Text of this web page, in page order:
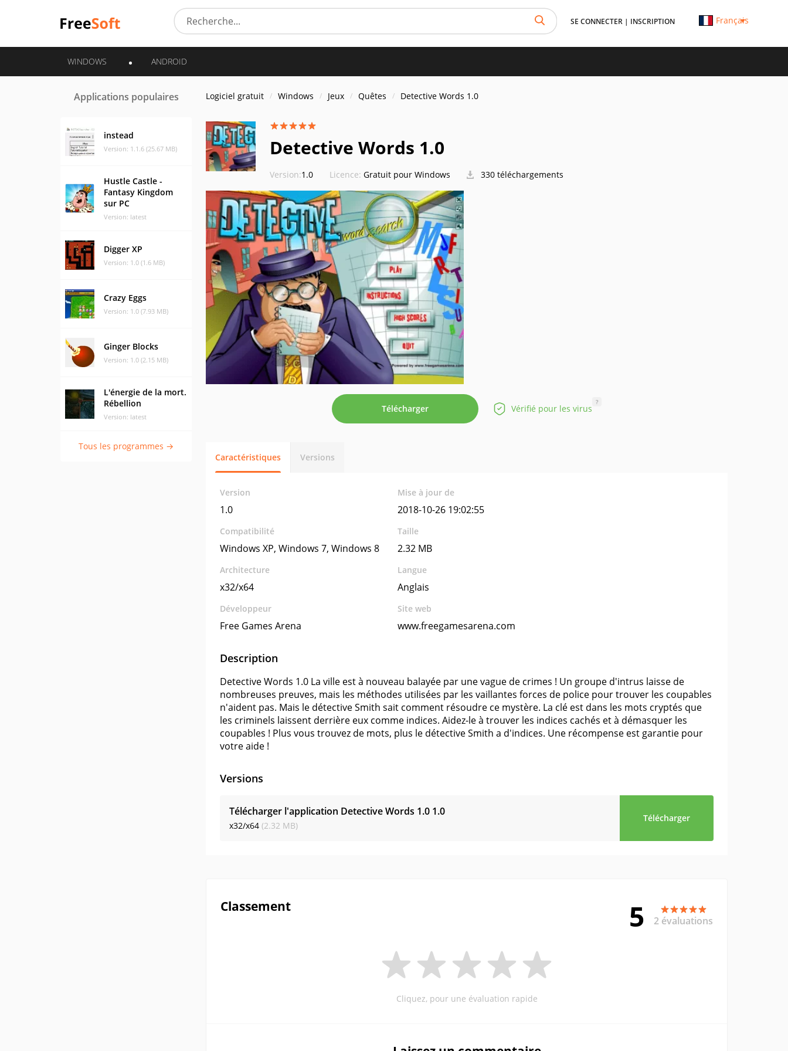
SE CONNECTER | INSCRIPTION Français
WINDOWS ANDROID
Applications populaires
instead
Version: 1.1.6 (25.67 MB)
Hustle Castle -
Fantasy Kingdom
sur PC
Version: latest
Digger XP
Version: 1.0 (1.6 MB)
Crazy Eggs
Version: 1.0 (7.93 MB)
Ginger Blocks
Version: 1.0 (2.15 MB)
L'énergie de la mort.
Rébellion
Version: latest
Tous les programmes →
Logiciel gratuit Windows Jeux Quêtes Detective Words 1.0
Detective Words 1.0
Version:1.0 Licence: Gratuit pour Windows 330 téléchargements
Télécharger Vérifié pour les virus
?
Caractéristiques Versions
Version
1.0
Mise à jour de
2018-10-26 19:02:55
Compatibilité
Windows XP, Windows 7, Windows 8
Taille
2.32 MB
Architecture
x32/x64
Langue
Anglais
Développeur
Free Games Arena
Site web
www.freegamesarena.com
Description
Detective Words 1.0 La ville est à nouveau balayée par une vague de crimes ! Un groupe d'intrus laisse de
nombreuses preuves, mais les méthodes utilisées par les vaillantes forces de police pour trouver les coupables
n'aident pas. Mais le détective Smith sait comment résoudre ce mystère. La clé est dans les mots cryptés que
les criminels laissent derrière eux comme indices. Aidez-le à trouver les indices cachés et à démasquer les
coupables ! Plus vous trouvez de mots, plus le détective Smith a d'indices. Une récompense est garantie pour
votre aide !
Versions
Télécharger l'application Detective Words 1.0 1.0
x32/x64 (2.32 MB)
Télécharger
Classement 5 2 évaluations
Cliquez, pour une évaluation rapide